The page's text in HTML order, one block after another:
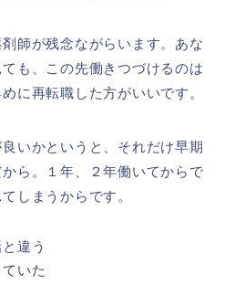
師が残念ながらいます。あな
も、この先働きつづけるのは
に再転職した方がいいです。
いかというと、それだけ早期
ら。１年、２年働いてからで
しまうからです。
違う
いた